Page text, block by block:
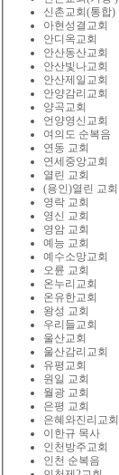
신촌교회(통합)
아현성결교회
안디옥교회
안산동산교회
안산빛나교회
안산제일교회
안양감리교회
양곡교회
언양영신교회
여의도 순복음
연동 교회
연세중앙교회
열린 교회
(용인)열린 교회
영락 교회
영신 교회
영암 교회
예능 교회
예수소망교회
오륜 교회
온누리교회
온유한교회
왕성 교회
우리들교회
울산교회
울산감리교회
유평교회
원일 교회
월광 교회
은평 교회
은혜와진리교회
이한규 목사
인천방주교회
인천 순복음